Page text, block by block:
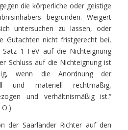
die körperliche oder geistige
begründen. Weigert
untersuchen zu lassen, oder
Gutachten nicht fristgerecht bei,
1 FeV auf die Nichteignung
Schluss auf die Nichteignung ist
wenn die Anordnung der
und materiell rechtmäßig,
und verhältnismäßig ist.“
der Saarländer Richter auf den